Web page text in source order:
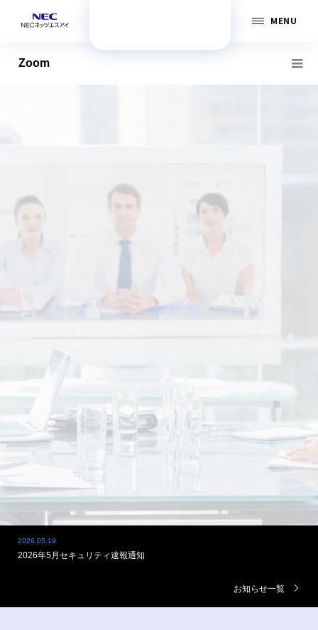
MENU
Zoom
NECネッツエスアイがこれまでご提案してきた多数の企業様の活用シーン
をご紹介いたします。お客様にとって『働き方改革』のヒントがあるかも
お知らせ一覧
2025.05.08
2026年5月セキュリティ速報通知